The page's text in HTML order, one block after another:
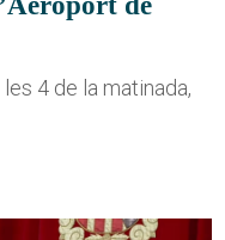
4 de la matinada,